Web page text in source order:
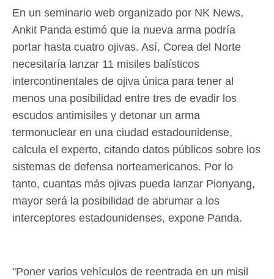
En un seminario web organizado por NK News,
Ankit Panda estimó que la nueva arma podría
portar hasta cuatro ojivas. Así, Corea del Norte
necesitaría lanzar 11 misiles balísticos
intercontinentales de ojiva única para tener al
menos una posibilidad entre tres de evadir los
escudos antimisiles y detonar un arma
termonuclear en una ciudad estadounidense,
calcula el experto, citando datos públicos sobre los
sistemas de defensa norteamericanos. Por lo
tanto, cuantas más ojivas pueda lanzar Pionyang,
mayor será la posibilidad de abrumar a los
interceptores estadounidenses, expone Panda.
"Poner varios vehículos de reentrada en un misil